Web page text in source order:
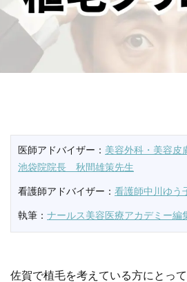
医師アドバイザー： 美容外科・美容皮
池袋院院長 秋間雄策先生
看護師アドバイザー： 看護師中川ゆう
執筆： ナールス美容医療アカデミー
佐賀で植毛を考えている方にとっ